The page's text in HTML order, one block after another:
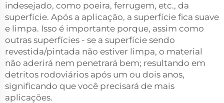
indesejado, como poeira, ferrugem, etc., da
superfície. Após a aplicação, a superfície fica suave
e limpa. Isso é importante porque, assim como
outras superfícies - se a superfície sendo
revestida/pintada não estiver limpa, o material
não aderirá nem penetrará bem; resultando em
detritos rodoviários após um ou dois anos,
significando que você precisará de mais
aplicações.